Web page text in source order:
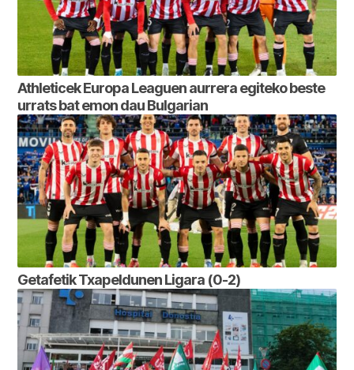
Athleticek Europa Leaguen aurrera egiteko beste
urrats bat emon dau Bulgarian
Getafetik Txapeldunen Ligara (0-2)